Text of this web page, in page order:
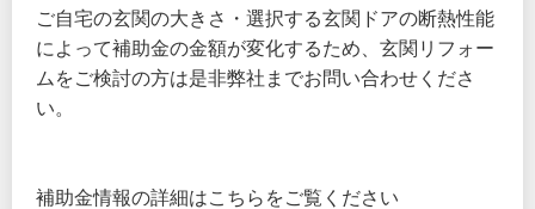
ご自宅の玄関の大きさ・選択する玄関ドアの断熱性能
によって補助金の金額が変化するため、玄関リフォー
ムをご検討の方は是非弊社までお問い合わせくださ
い。
補助金情報の詳細はこちらをご覧ください